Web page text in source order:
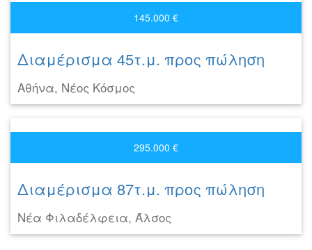
145.000 €
Διαμέρισμα 45τ.μ. προς πώληση
Αθήνα, Νέος Κόσμος
295.000 €
Διαμέρισμα 87τ.μ. προς πώληση
Νέα Φιλαδέλφεια, Άλσος